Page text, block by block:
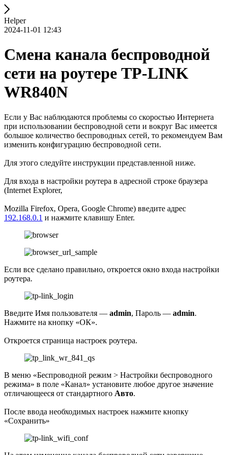
Helper
2024-11-01 12:43
Смена канала беспроводной
сети на роутере TP-LINK
WR840N
Если у Вас наблюдаются проблемы со скоростью Интернета
при использовании беспроводной сети и вокруг Вас имеется
большое количество беспроводных сетей, то рекомендуем Вам
изменить конфигурацию беспроводной сети.
Для этого следуйте инструкции представленной ниже.
Для входа в настройки роутера в адресной строке браузера
(Internet Explorer,
Mozilla Firefox, Opera, Google Chrome) введите адрес
192.168.0.1 и нажмите клавишу Enter.
Если все сделано правильно, откроется окно входа настройки
роутера.
Введите Имя пользователя — admin, Пароль — admin.
Нажмите на кнопку «ОК».
Откроется страница настроек роутера.
В меню «Беспроводной режим > Настройки беспроводного
режима» в поле «Канал» установите любое другое значение
отличающееся от стандартного Авто.
После ввода необходимых настроек нажмите кнопку
«Сохранить»